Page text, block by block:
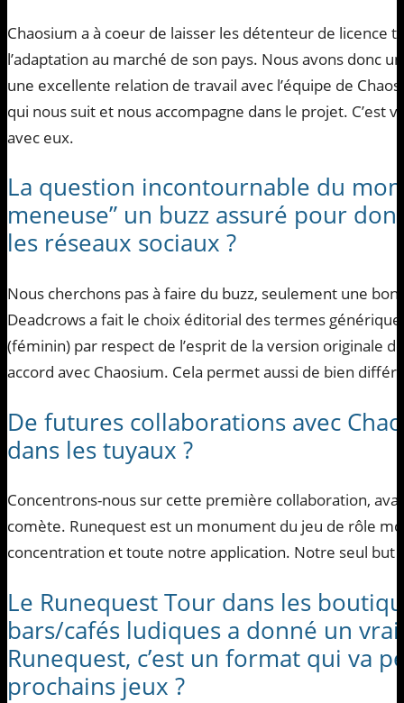
Chaosium a à coeur de laisser les détenteur de licence
l’adaptation au marché de son pays. Nous avons donc
une excellente relation de travail avec l’équipe de
qui nous suit et nous accompagne dans le projet. C’est
avec eux.
La question incontournable du
meneuse” un buzz assuré pour
les réseaux sociaux ?
Nous cherchons pas à faire du buzz, seulement une
Deadcrows a fait le choix éditorial des termes
(féminin) par respect de l’esprit de la version originale
accord avec Chaosium. Cela permet aussi de bien
De futures collaborations avec
dans les tuyaux ?
Concentrons-nous sur cette première collaboration,
comète. Runequest est un monument du jeu de rôle
concentration et toute notre application. Notre seul but
Le Runequest Tour dans les
bars/cafés ludiques a donné un
Runequest, c’est un format qui va
prochains jeux ?